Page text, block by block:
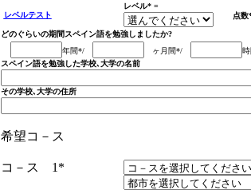
レベルテスト
レベル* =
点数
どのぐらいの期間スペイン語を勉強しましたか?
年間*/ ヶ月間*/
スペイン語を勉強した学校､大学の名前
その学校､大学の住所
希望コ－ス
コ－ス 1*